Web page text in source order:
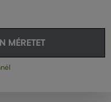
MÉRETET